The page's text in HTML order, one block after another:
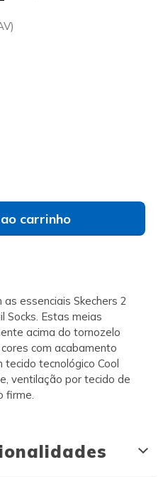
)
carrinho
essenciais Skechers 2
Socks. Estas meias
acima do tornozelo
com acabamento
tecnológico Cool
ventilação por tecido de
firme.